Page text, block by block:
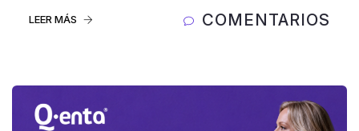
LEER MÁS COMENTARIOS